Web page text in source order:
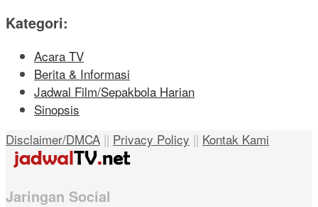
Kategori:
Acara TV
Berita & Informasi
Jadwal Film/Sepakbola Harian
Sinopsis
Disclaimer/DMCA || Privacy Policy || Kontak Kami
Jaringan Social